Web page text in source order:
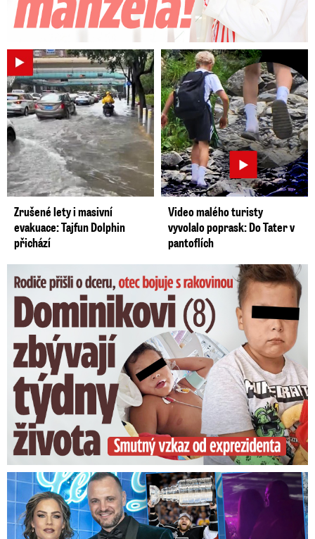
Zrušené lety i masivní
evakuace: Tajfun Dolphin
přichází
Video malého turisty
vyvolalo poprask: Do Tater v
pantoflích
Dominikovi (8) zbývají týdny života: Vzkaz od exprezidenta
Na Gáboríka se sypou obvinění z nevěry: Reakce manželky!